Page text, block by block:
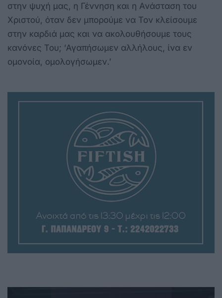
στην ψυχή μας, η Γέννηση και η Ανάσταση του
Χριστού, όταν δεν μπορούμε να Τον κλείσουμε
στην καρδιά μας και να ακολουθήσουμε τους
κανόνες Του; ‘Αγαπήσωμεν αλλήλους, ίνα εν
ομονοία, ομολογήσωμεν.’